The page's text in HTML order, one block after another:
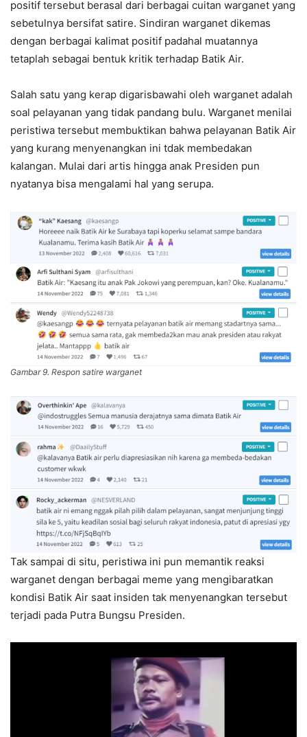
positif tersebut berasal dari berbagai cuitan warganet yang
sebetulnya bersifat satire. Sindiran warganet dikemas
dengan berbagai kalimat positif padahal muatannya
tetaplah sebagai bentuk kritik terhadap Batik Air.
Salah satu yang kerap digarisbawahi oleh warganet adalah
soal pelayanan yang tidak pandang bulu. Warganet menilai
peristiwa tersebut membuktikan bahwa pelayanan Batik Air
yang kurang menyenangkan ini tdak membedakan
kalangan. Mulai dari artis hingga anak Presiden pun
nyatanya bisa mengalami hal yang serupa.
Gambar 9. Respon satire warganet
Tak sampai di situ, peristiwa ini pun memantik reaksi
warganet dengan berbagai meme yang mengibaratkan
kondisi Batik Air saat insiden tak menyenangkan tersebut
terjadi pada Putra Bungsu Presiden.